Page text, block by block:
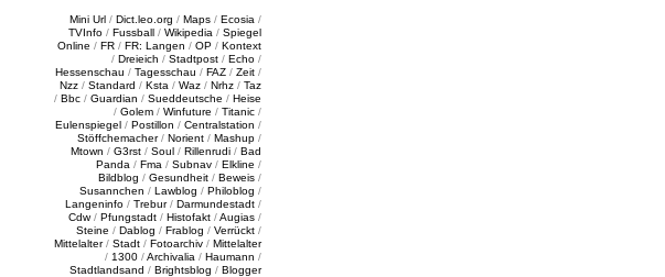
Mini Url / Dict.leo.org / Maps / Ecosia /
TVInfo / Fussball / Wikipedia / Spiegel
Online / FR / FR: Langen / OP / Kontext
/ Dreieich / Stadtpost / Echo /
Hessenschau / Tagesschau / FAZ / Zeit /
Nzz / Standard / Ksta / Waz / Nrhz / Taz
/ Bbc / Guardian / Sueddeutsche / Heise
/ Golem / Winfuture / Titanic /
Eulenspiegel / Postillon / Centralstation /
Stöffchemacher/ Norient / Mashup /
Mtown / G3rst / Soul / Rillenrudi / Bad
Panda / Fma / Subnav / Elkline /
Bildblog / Gesundheit / Beweis /
Susannchen / Lawblog / Philoblog /
Langeninfo / Trebur/ Darmundestadt /
Cdw/ Pfungstadt / Histofakt /Augias /
Steine / Dablog / Frablog / Verrückt /
Mittelalter/ Stadt / Fotoarchiv / Mittelalter
/ 1300 /Archivalia / Haumann /
Stadtlandsand / Brightsblog / Blogger